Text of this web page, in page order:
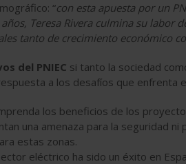
“con esta apuesta por un
Teresa Rivera culmina su labor
tanto de crecimiento económico
del PNIEC si tanto la sociedad
a los desafíos que enfrenta
los beneficios de los
una amenaza para la seguridad ni
estas zonas.
eléctrico ha sido un éxito en